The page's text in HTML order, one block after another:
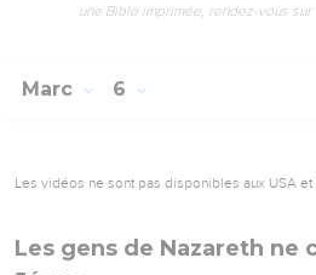
une Bible imprimée, rendez-vous
Marc 6
Les vidéos ne sont pas disponibles aux USA et
Les gens de Nazareth ne